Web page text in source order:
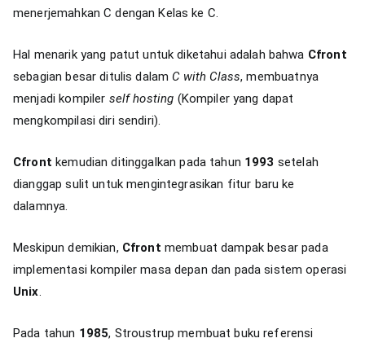
menerjemahkan C dengan Kelas ke C.
Hal menarik yang patut untuk diketahui adalah bahwa Cfront
sebagian besar ditulis dalam C with Class, membuatnya
menjadi kompiler self hosting (Kompiler yang dapat
mengkompilasi diri sendiri).
Cfrontkemudian ditinggalkan pada tahun 1993 setelah
dianggap sulit untuk mengintegrasikan fitur baru ke
dalamnya.
Meskipun demikian, Cfront membuat dampak besar pada
implementasi kompiler masa depan dan pada sistem operasi
Unix.
Pada tahun 1985, Stroustrup membuat buku referensi